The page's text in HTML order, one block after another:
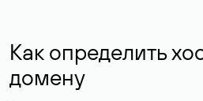
Как определить
домену